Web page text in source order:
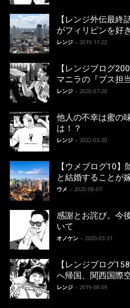
【レンジ外伝最終
がフィリピンを好
レンジ - 2019-11-22
【レンジブログ
マニラの『ブス担
レンジ - 2020-07-20
他人の不幸は蜜の
は！？
レンジ - 2022-03-20
【ウメブログ10
と結婚することが
ウメ - 2020-08-07
感謝とお詫び。今
いて
オノケン - 2020-03-31
【レンジブログ
へ帰国、関西国際
レンジ - 2019-08-09